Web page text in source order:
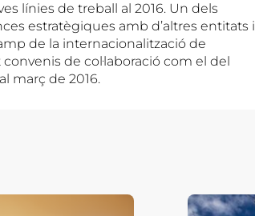
línies de treball al 2016. Un dels
estratègiques amb d’altres entitats i
de la internacionalització de
de col·laboració com el del
març de 2016.